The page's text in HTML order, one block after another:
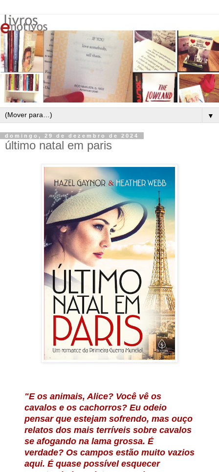
▼
domingo, 29 de dezembro de 2024
último natal em paris
"E os animais, Alice? Você vê os
cavalos e os cachorros? Eu odeio
pensar que estejam sofrendo, mas ouço
relatos dos mais terríveis sobre cavalos
se afogando na lama grossa. É
verdade? Os campos estão muito vazios
aqui. É quase possível esquecer